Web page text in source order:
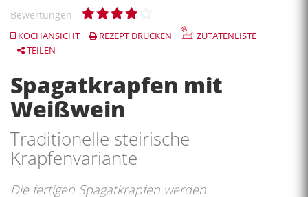
Bewertungen
KOCHANSICHT REZEPT DRUCKEN
ZUTATENLISTE
TEILEN
Spagatkrapfen mit
Weißwein
Traditionelle steirische
Krapfenvariante
Die fertigen Spagatkrapfen werden